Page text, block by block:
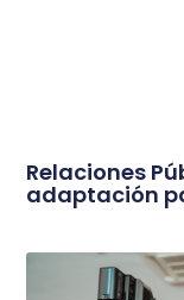
Relaciones
adaptación